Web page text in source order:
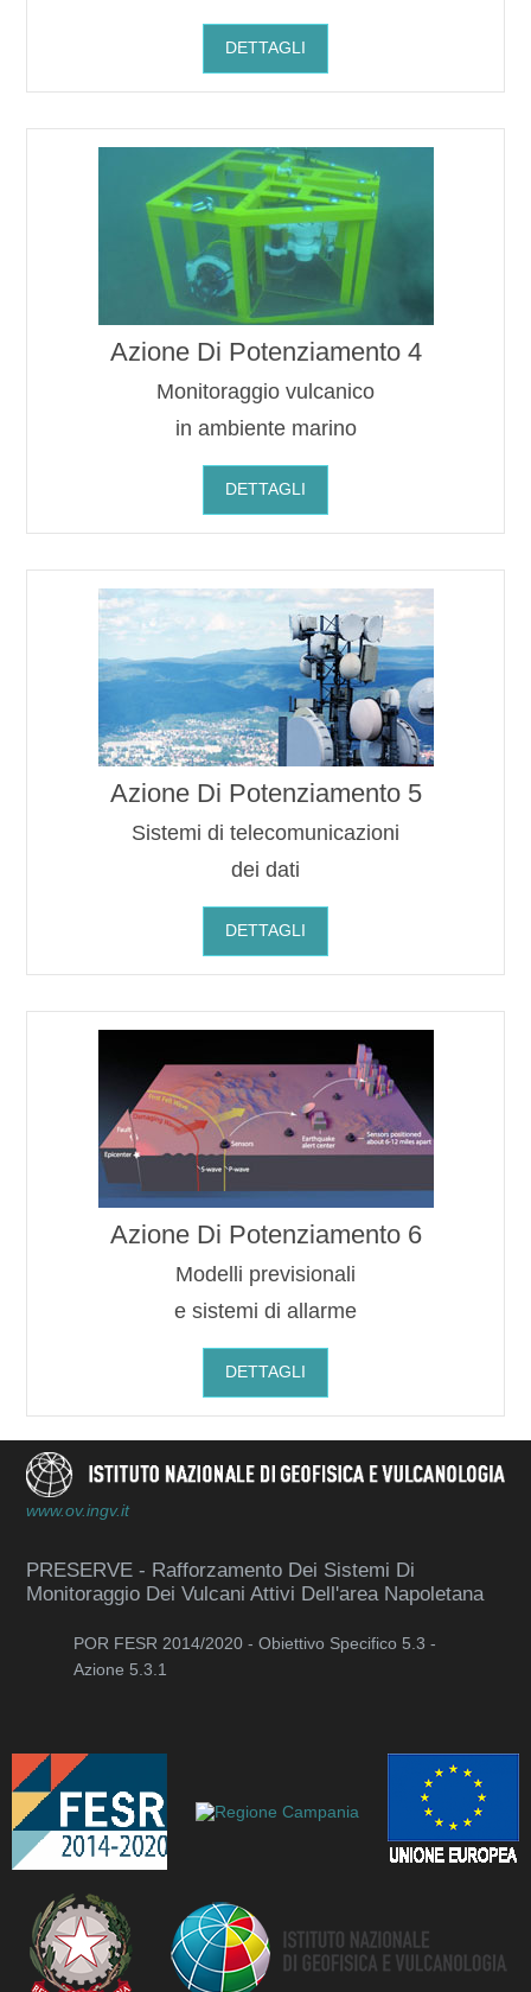
DETTAGLI
Azione Di Potenziamento 4
Monitoraggio vulcanico
in ambiente marino
DETTAGLI
Azione Di Potenziamento 5
Sistemi di telecomunicazioni
dei dati
DETTAGLI
Azione Di Potenziamento 6
Modelli previsionali
e sistemi di allarme
DETTAGLI
www.ov.ingv.it
PRESERVE - Rafforzamento Dei Sistemi Di
Monitoraggio Dei Vulcani Attivi Dell'area Napoletana
POR FESR 2014/2020 - Obiettivo Specifico 5.3 -
Azione 5.3.1